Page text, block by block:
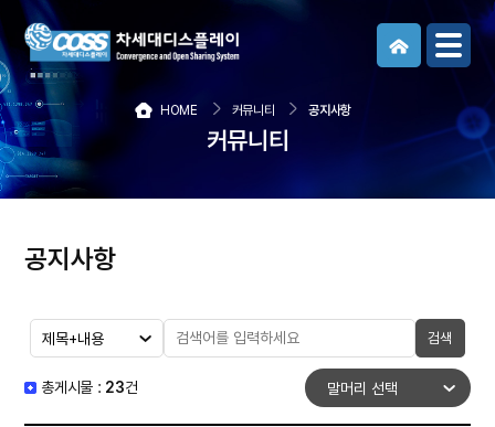
메뉴보기
HOME 커뮤니티 공지사항
커뮤니티
공지사항
총게시물 : 23건
검색